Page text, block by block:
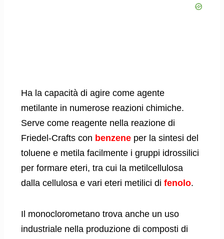
Ha la capacità di agire come agente
metilante in numerose reazioni chimiche.
Serve come reagente nella reazione di
Friedel-Crafts con benzene per la sintesi del
toluene e metila facilmente i gruppi idrossilici
per formare eteri, tra cui la metilcellulosa
dalla cellulosa e vari eteri metilici di fenolo.
Il monoclorometano trova anche un uso
industriale nella produzione di composti di